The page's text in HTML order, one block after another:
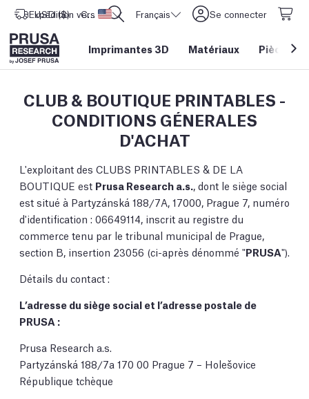
Expédition vers Etats-Unis d'Amérique
USD ($) CORE One L: Maintenant en stock ! Français Se connecter
Imprimantes 3D Matériaux Pièces&
CLUB & BOUTIQUE PRINTABLES -
CONDITIONS GÉNERALES
D'ACHAT
L'exploitant des CLUBS PRINTABLES & DE LA
BOUTIQUE est Prusa Research a.s., dont le siège social
est situé à Partyzánská 188/7A, 17000, Prague 7, numéro
d'identification : 06649114, inscrit au registre du
commerce tenu par le tribunal municipal de Prague,
section B, insertion 23056 (ci-après dénommé "PRUSA").
Détails du contact :
L’adresse du siège social et l’adresse postale de
PRUSA :
Prusa Research a.s.
Partyzánská 188/7a 170 00 Prague 7 – Holešovice
République tchèque